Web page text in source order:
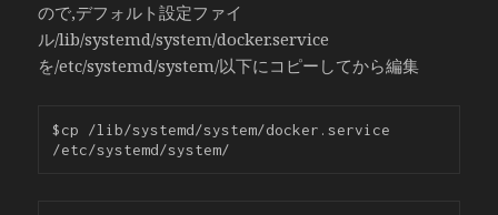
ので,デフォルト設定ファイ
ル/lib/systemd/system/docker.service
を/etc/systemd/system/以下にコピーしてから編集
$cp /lib/systemd/system/docker.service
/etc/systemd/system/